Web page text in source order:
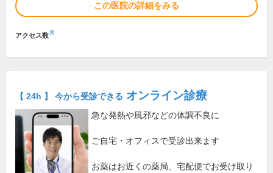
この医院の詳細をみる
アクセス数※
【 24h 】 今から受診できる オンライン診療
急な発熱や風邪などの体調不良に
ご自宅・オフィスで受診出来ます
お薬はお近くの薬局、宅配便でお受け取り